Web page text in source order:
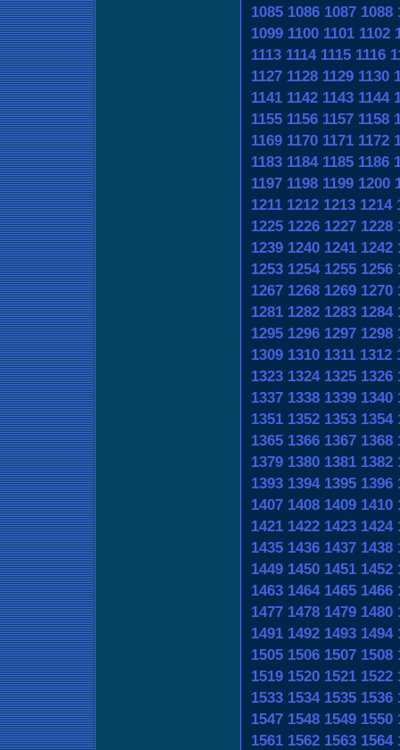
1085 1086 1087 1088
1099 1100 1101 1102
1113 1114 1115 1116
1127 1128 1129 1130
1141 1142 1143 1144
1155 1156 1157 1158
1169 1170 1171 1172
1183 1184 1185 1186
1197 1198 1199 1200
1211 1212 1213 1214
1225 1226 1227 1228
1239 1240 1241 1242
1253 1254 1255 1256
1267 1268 1269 1270
1281 1282 1283 1284
1295 1296 1297 1298
1309 1310 1311 1312
1323 1324 1325 1326
1337 1338 1339 1340
1351 1352 1353 1354
1365 1366 1367 1368
1379 1380 1381 1382
1393 1394 1395 1396
1407 1408 1409 1410
1421 1422 1423 1424
1435 1436 1437 1438
1449 1450 1451 1452
1463 1464 1465 1466
1477 1478 1479 1480
1491 1492 1493 1494
1505 1506 1507 1508
1519 1520 1521 1522
1533 1534 1535 1536
1547 1548 1549 1550
1561 1562 1563 1564